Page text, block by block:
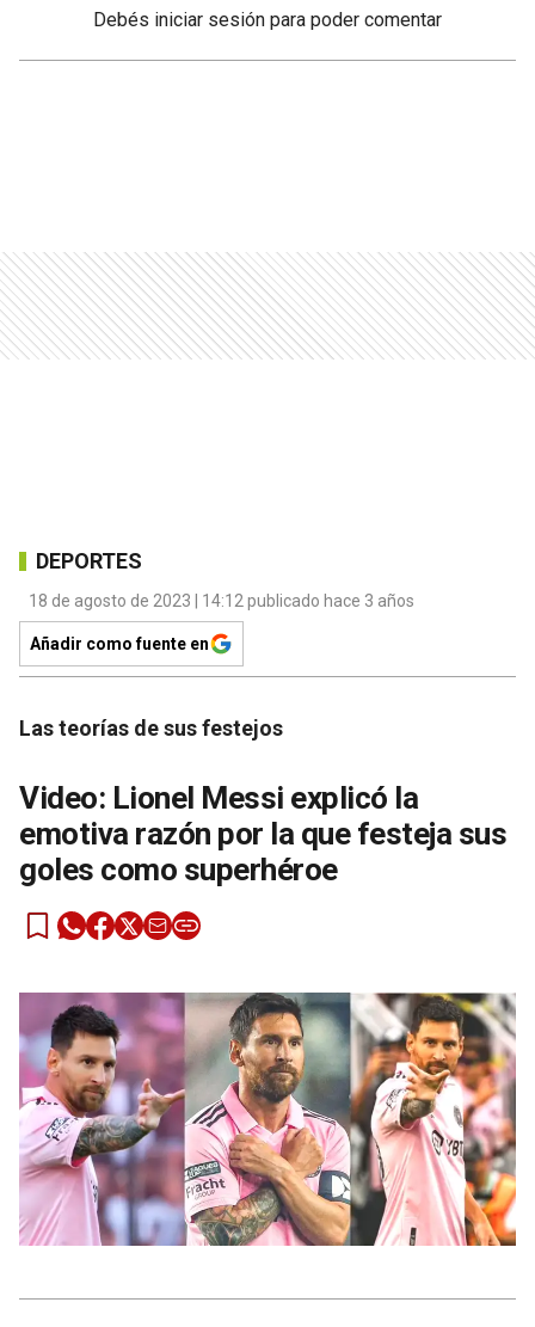
Debés iniciar sesión para poder comentar
DEPORTES
18 de agosto de 2023 | 14:12 publicado hace 3 años
Añadir como fuente en
Las teorías de sus festejos
Video: Lionel Messi explicó la
emotiva razón por la que festeja sus
goles como superhéroe